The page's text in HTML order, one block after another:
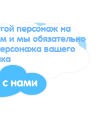
персонаж на
и мы обязательно
вашего
с нами